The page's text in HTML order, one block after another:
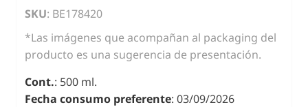
SKU: BE178420
*Las imágenes que acompañan al packaging del
producto es una sugerencia de presentación.
Cont.: 500 ml.
Fecha consumo preferente: 03/09/2026